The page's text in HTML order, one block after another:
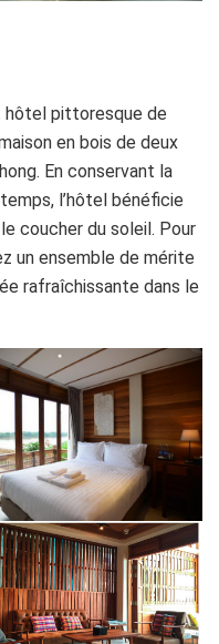
hôtel pittoresque de
en bois de deux
En conservant la
l’hôtel bénéficie
coucher du soleil. Pour
un ensemble de mérite
rafraîchissante dans le